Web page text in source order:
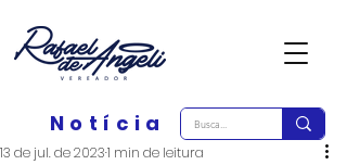
Notícia
13 de jul. de 20231 min de leitura